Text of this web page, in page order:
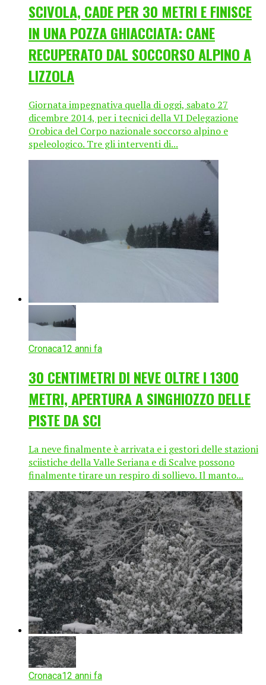
SCIVOLA, CADE PER 30 METRI E FINISCE
IN UNA POZZA GHIACCIATA: CANE
RECUPERATO DAL SOCCORSO ALPINO A
LIZZOLA
Giornata impegnativa quella di oggi, sabato 27
dicembre 2014, per i tecnici della VI Delegazione
Orobica del Corpo nazionale soccorso alpino e
speleologico. Tre gli interventi di...
Cronaca12 anni fa
30 CENTIMETRI DI NEVE OLTRE I 1300
METRI, APERTURA A SINGHIOZZO DELLE
PISTE DA SCI
La neve finalmente è arrivata e i gestori delle stazioni
sciistiche della Valle Seriana e di Scalve possono
finalmente tirare un respiro di sollievo. Il manto...
Cronaca12 anni fa